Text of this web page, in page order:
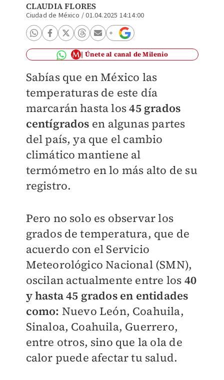
CLAUDIA FLORES
Ciudad de México /01.04.2025 14:14:00
Únete al canal de Milenio
Sabías que en México las
temperaturas de este día
marcarán hasta los45 grados
centígrados en algunas partes
del país, ya que el cambio
climático mantiene al
termómetro en lo más alto de su
registro.
Pero no solo es observar los
grados de temperatura, que de
acuerdo con el Servicio
Meteorológico Nacional (SMN),
oscilan actualmente entre los 40
y hasta 45 grados en entidades
como: Nuevo León, Coahuila,
Sinaloa, Coahuila, Guerrero,
entre otros, sino que la ola de
calor puede afectar tu salud.